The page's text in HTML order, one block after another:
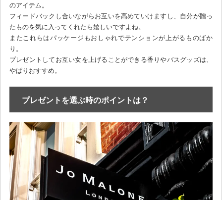
のアイテム。
フィードバックし合いながらお互いを高めていけますし、自分が贈っ
たものを気に入ってくれたら嬉しいですよね。
またこれらはパッケージもおしゃれでテンションが上がるものばか
り。
プレゼントしてお互い女を上げることができる香りやバスグッズは、
やぱりおすすめ。
プレゼントを選ぶ時のポイントは？